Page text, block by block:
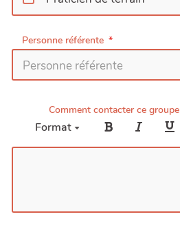
Personne référente
Comment contacter ce groupe
Format